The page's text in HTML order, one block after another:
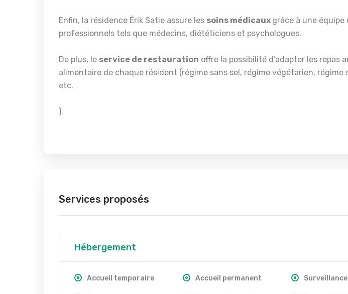
Enfin, la résidence Érik Satie assure les soins médicaux grâce à une équipe
professionnels tels que médecins, diététiciens et psychologues.
De plus, le service de restauration offre la possibilité d’adapter les repas
alimentaire de chaque résident (régime sans sel, régime végétarien, régime
etc.
).
Services proposés
Hébergement
Accueil temporaire Accueil permanent